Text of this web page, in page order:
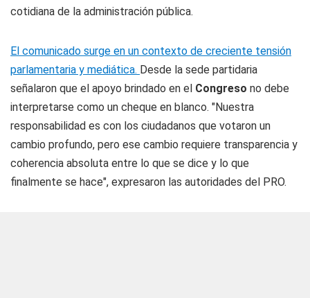
cotidiana de la administración pública.
El comunicado surge en un contexto de creciente tensión
parlamentaria y mediática. Desde la sede partidaria
señalaron que el apoyo brindado en el Congreso no debe
interpretarse como un cheque en blanco. "Nuestra
responsabilidad es con los ciudadanos que votaron un
cambio profundo, pero ese cambio requiere transparencia y
coherencia absoluta entre lo que se dice y lo que
finalmente se hace", expresaron las autoridades del PRO.